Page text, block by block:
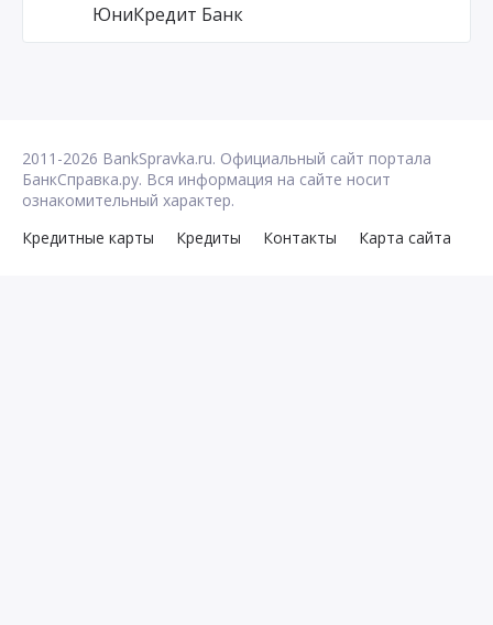
ЮниКредит Банк
2011-2026 BankSpravka.ru. Официальный сайт портала
БанкСправка.ру. Вся информация на сайте носит
ознакомительный характер.
Кредитные карты
Кредиты Контакты Карта сайта